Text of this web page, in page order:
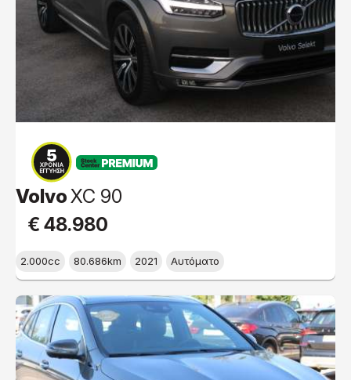
PREMIUM
VolvoXC 90
€ 48.980
2.000cc 80.686km 2021 Αυτόματο